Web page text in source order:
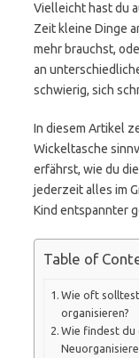
Vielleicht hast du
Zeit kleine Dinge
mehr brauchst,
an
schwierig, sich
In diesem Artikel
Wickeltasche
erfährst, wie du
jederzeit alles im
Kind entspannter
Table of
Wie oft solltest
organisieren?
Wie findest du